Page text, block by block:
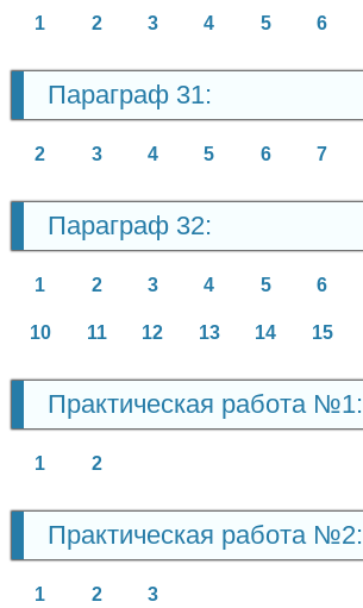
1 2 3 4 5 6
Параграф 31:
2 3 4 5 6 7
Параграф 32:
1 2 3 4 5 6
10 11 12 13 14 15
Практическая работа №1:
1 2
Практическая работа №2:
1 2 3